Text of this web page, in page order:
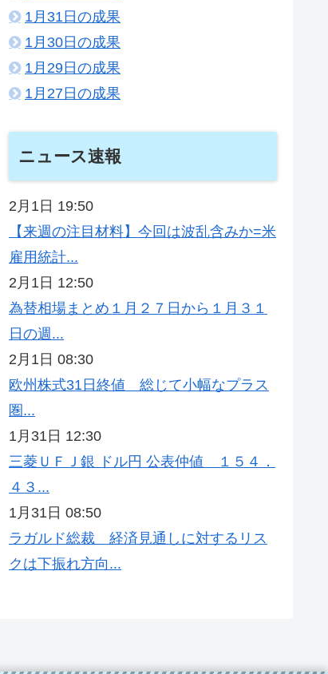
1月31日の成果
1月30日の成果
1月29日の成果
1月27日の成果
ニュース速報
2月1日 19:50
【来週の注目材料】今回は波乱含みか=米
雇用統計...
2月1日 12:50
為替相場まとめ１月２７日から１月３１
日の週...
2月1日 08:30
欧州株式31日終値 総じて小幅なプラス
圏...
1月31日 12:30
三菱ＵＦＪ銀 ドル円 公表仲値 １５４．
４３...
1月31日 08:50
ラガルド総裁 経済見通しに対するリス
クは下振れ方向...